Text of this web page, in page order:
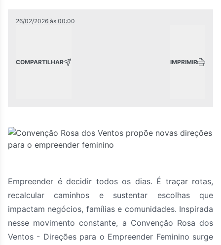
26/02/2026 às 00:00
COMPARTILHAR IMPRIMIR
Empreender é decidir todos os dias. É traçar rotas,
recalcular caminhos e sustentar escolhas que
impactam negócios, famílias e comunidades. Inspirada
nesse movimento constante, a Convenção Rosa dos
Ventos - Direções para o Empreender Feminino surge